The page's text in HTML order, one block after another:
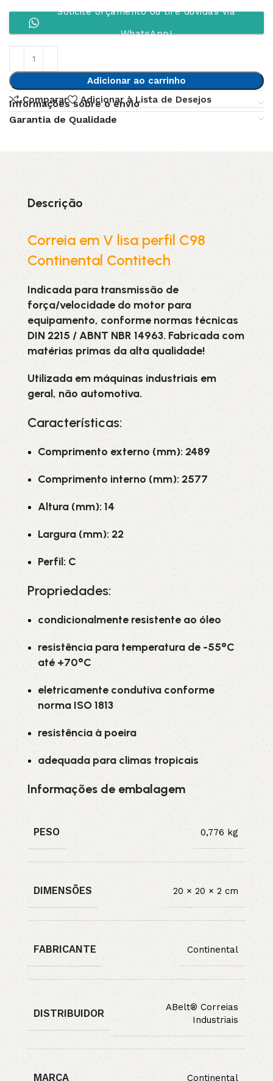
Solicite orçamento ou tire dúvidas via
WhatsApp!
Adicionar ao carrinho
Comparar
Adicionar à Lista de Desejos
Informações sobre o envio
Garantia de Qualidade
Descrição
Correia em V lisa perfil C98
Continental Contitech
Indicada para transmissão de
força/velocidade do motor para
equipamento, conforme normas técnicas
DIN 2215 / ABNT NBR 14963. Fabricada com
matérias primas da alta qualidade!
Utilizada em máquinas industriais em
geral, não automotiva.
Características:
Comprimento externo (mm): 2489
Comprimento interno (mm): 2577
Altura (mm): 14
Largura (mm): 22
Perfil: C
Propriedades:
condicionalmente resistente ao óleo
resistência para temperatura de -55°C
até +70°C
eletricamente condutiva conforme
norma ISO 1813
resistência à poeira
adequada para climas tropicais
Informações de embalagem
PESO 0,776 kg
DIMENSÕES 20 × 20 × 2 cm
FABRICANTE Continental
DISTRIBUIDOR
ABelt® Correias
Industriais
MARCA Continental